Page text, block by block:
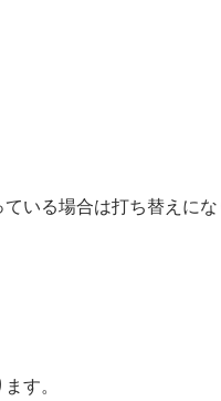
いる場合は打ち替えにな
す。